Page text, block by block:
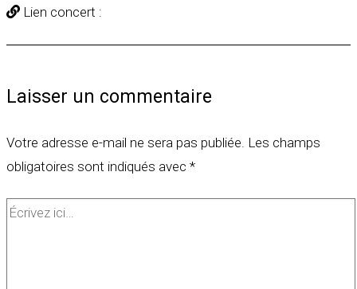
Lien concert :
Laisser un commentaire
Votre adresse e-mail ne sera pas publiée. Les champs
obligatoires sont indiqués avec *
Écrivez